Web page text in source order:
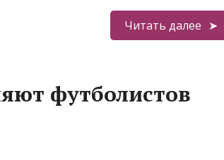
Читать далее
футболистов